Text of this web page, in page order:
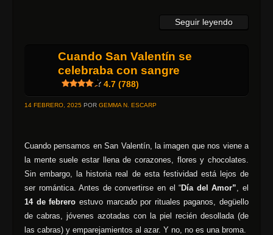
Seguir leyendo
Cuando San Valentín se
celebraba con sangre
4.7 (788)
14 FEBRERO, 2025 POR GEMMA N. ESCARP
Cuando pensamos en San Valentín, la imagen que nos viene a
la mente suele estar llena de corazones, flores y chocolates.
Sin embargo, la historia real de esta festividad está lejos de
ser romántica. Antes de convertirse en el “Día del Amor”, el
14 de febrero estuvo marcado por rituales paganos, degüello
de cabras, jóvenes azotadas con la piel recién desollada (de
las cabras) y emparejamientos al azar. Y no, no es una broma.